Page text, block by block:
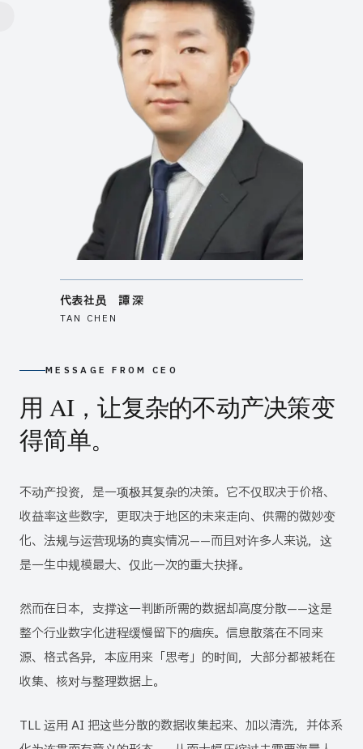
代表社员 譚 深
TAN CHEN
MESSAGE FROM CEO
用 AI，让复杂的不动产决策变
得简单。
不动产投资，是一项极其复杂的决策。它不仅取决于价格、
收益率这些数字，更取决于地区的未来走向、供需的微妙变
化、法规与运营现场的真实情况——而且对许多人来说，这
是一生中规模最大、仅此一次的重大抉择。
然而在日本，支撑这一判断所需的数据却高度分散——这是
整个行业数字化进程缓慢留下的痼疾。信息散落在不同来
源、格式各异，本应用来「思考」的时间，大部分都被耗在
收集、核对与整理数据上。
TLL 运用 AI 把这些分散的数据收集起来、加以清洗，并体系